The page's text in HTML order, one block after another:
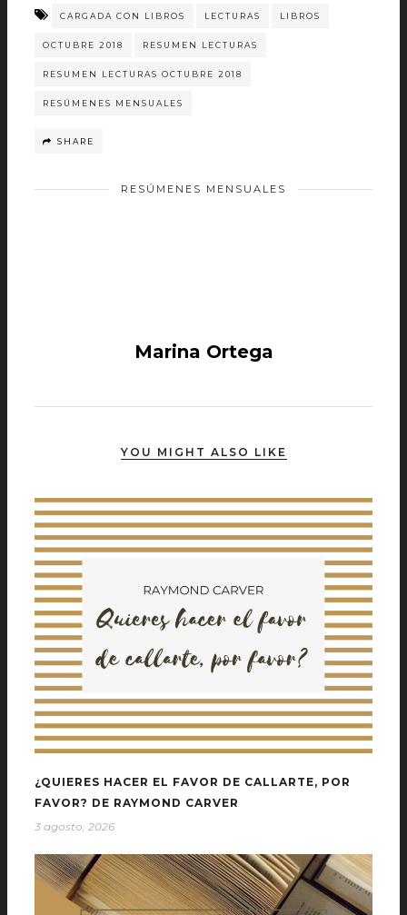
CARGADA CON LIBROS LECTURAS LIBROS
OCTUBRE 2018 RESUMEN LECTURAS
RESUMEN LECTURAS OCTUBRE 2018
RESÚMENES MENSUALES
SHARE
RESÚMENES MENSUALES
Marina Ortega
YOU MIGHT ALSO LIKE
¿QUIERES HACER EL FAVOR DE CALLARTE, POR
FAVOR? DE RAYMOND CARVER
3 agosto, 2026